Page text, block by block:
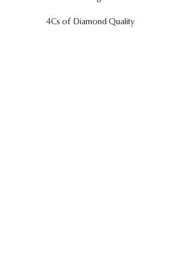
4Cs of Diamond Quality